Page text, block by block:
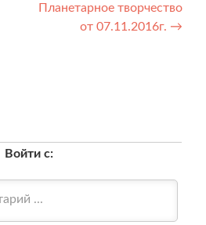
Планетарное творчество
от 07.11.2016г. →
Войти с: